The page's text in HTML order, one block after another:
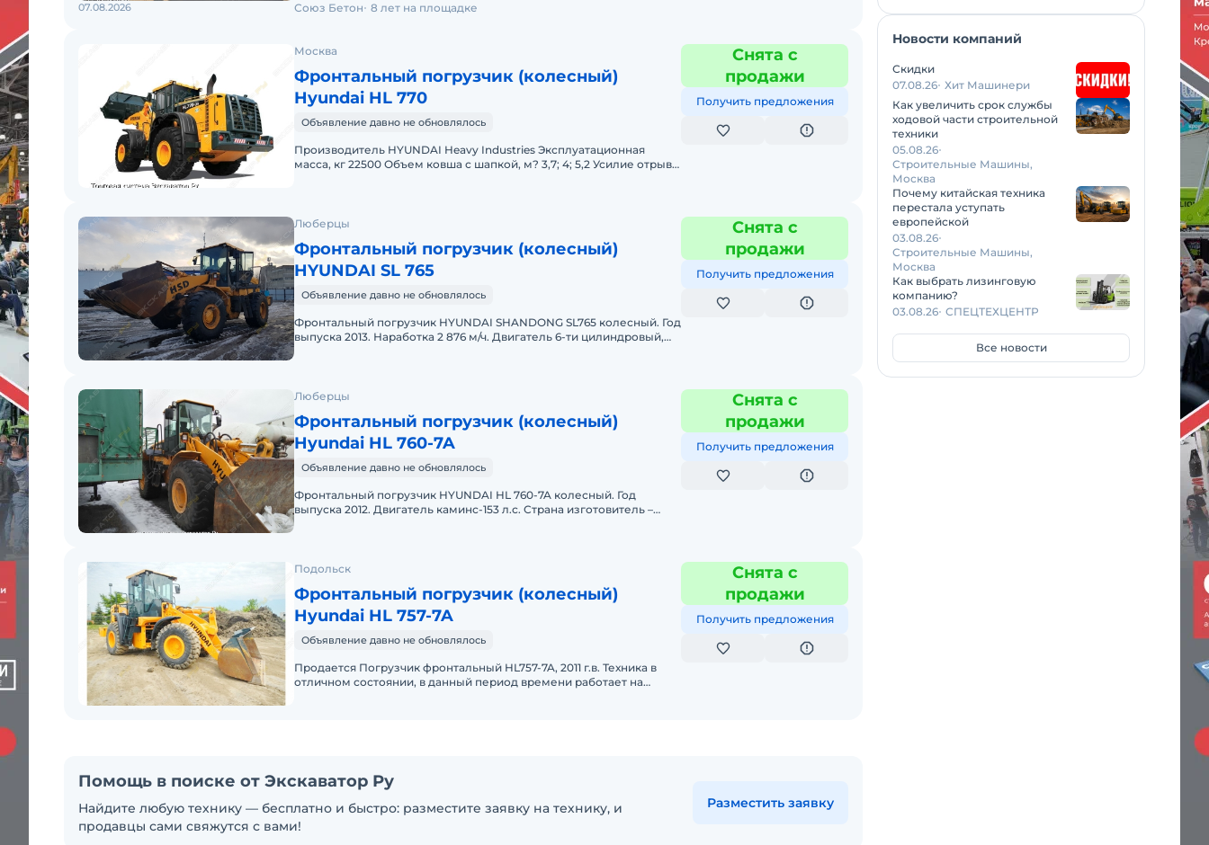
07.08.2026 Союз Бетон 8 лет на площадке
Москва
Фронтальный погрузчик (колесный)
Hyundai HL 770
Объявление давно не обновлялось
Производитель HYUNDAI Heavy Industries Эксплуатационная
масса, кг 22500 Объем ковша с шапкой, м? 3,7; 4; 5,2 Усилие отрыва,
Снята с
продажи
Получить предложения
Люберцы
Фронтальный погрузчик (колесный)
HYUNDAI SL 765
Объявление давно не обновлялось
Фронтальный погрузчик HYUNDAI SHANDONG SL765 колесный. Год
выпуска 2013. Наработка 2 876 м/ч. Двигатель 6-ти цилиндровый,
Снята с
продажи
Получить предложения
Люберцы
Фронтальный погрузчик (колесный)
Hyundai HL 760-7A
Объявление давно не обновлялось
Фронтальный погрузчик HYUNDAI HL 760-7A колесный. Год
выпуска 2012. Двигатель каминс-153 л.с. Страна изготовитель –
Снята с
продажи
Получить предложения
Подольск
Фронтальный погрузчик (колесный)
Hyundai HL 757-7A
Объявление давно не обновлялось
Продается Погрузчик фронтальный HL757-7A, 2011 г.в. Техника в
отличном состоянии, в данный период времени работает на
Снята с
продажи
Получить предложения
Помощь в поиске от Экскаватор Ру
Найдите любую технику — бесплатно и быстро: разместите заявку на технику, и
продавцы сами свяжутся с вами!
Разместить заявку
Новости компаний
Скидки
07.08.26 Хит Машинери
Как увеличить срок службы
ходовой части строительной
техники
05.08.26
Строительные Машины,
Москва
Почему китайская техника
перестала уступать
европейской
03.08.26
Строительные Машины,
Москва
Как выбрать лизинговую
компанию?
03.08.26 СПЕЦТЕХЦЕНТР
Все новости